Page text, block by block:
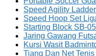
Speed Agility
Speed Hoop Set
Starting Block SB-
Jaring Gawang
Kursi Wasit
Tiang Dan Net